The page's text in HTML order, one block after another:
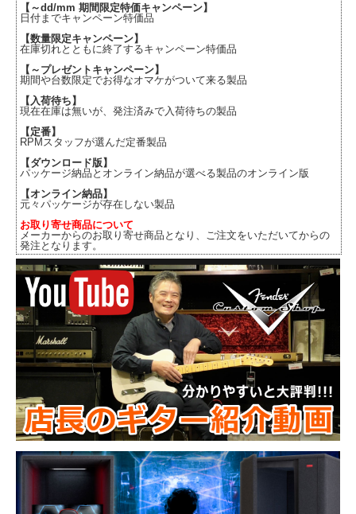
【～dd/mm 期間限定特価キャンペーン】
日付までキャンペーン特価品
【数量限定キャンペーン】
在庫切れとともに終了するキャンペーン特価品
【～プレゼントキャンペーン】
期間や台数限定でお得なオマケがついて来る製品
【入荷待ち】
現在在庫は無いが、発注済みで入荷待ちの製品
【定番】
RPMスタッフが選んだ定番製品
【ダウンロード版】
パッケージ納品とオンライン納品が選べる製品のオンライン版
【オンライン納品】
元々パッケージが存在しない製品
お取り寄せ商品について
メーカーからのお取り寄せ商品となり、ご注文をいただいてからの
発注となります。